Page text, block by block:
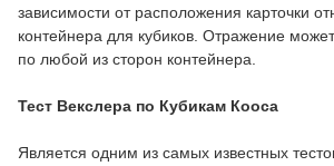
зависимости от расположения карточки
контейнера для кубиков. Отражение
по любой из сторон контейнера.
Тест Векслера по Кубикам Кооса
Является одним из самых известных